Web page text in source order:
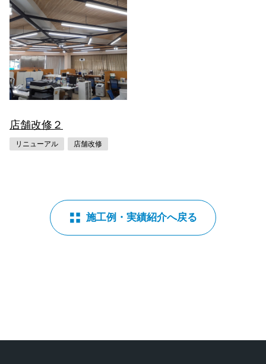
店舗改修２
リニューアル 店舗改修
施工例・実績紹介へ戻る